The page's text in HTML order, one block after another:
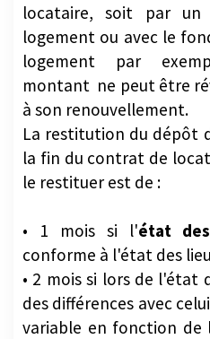
locataire, soit par un
logement ou avec le
logement par
montant ne peut être
à son renouvellement.
La restitution du dépôt
la fin du contrat de
le restituer est de :
• 1 mois si l'état
conforme à l'état des
• 2 mois si lors de l'état
des différences avec
variable en fonction